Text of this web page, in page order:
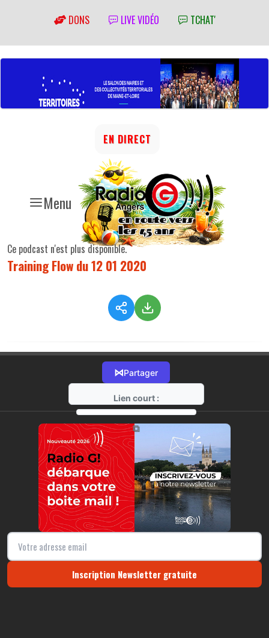
DONS LIVE VIDÉO TCHAT'
Menu
EN DIRECT
Ce podcast n'est plus disponible.
Training Flow du 12 01 2020
⋈Partager
Lien court :
https://radio-g.fr?1150
⧉
Inscription Newsletter gratuite